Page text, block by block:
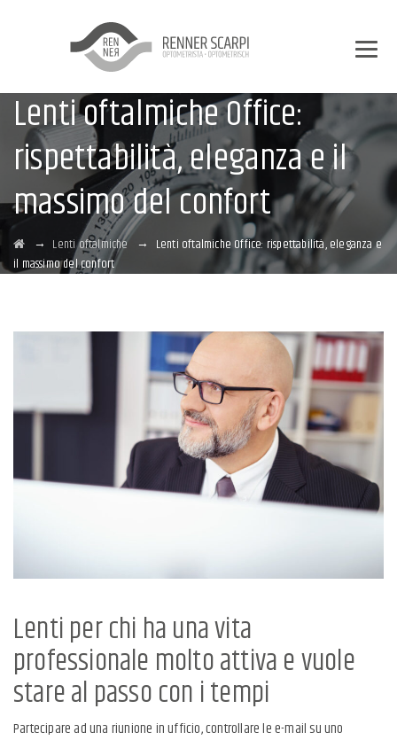
Lenti oftalmiche Office:
rispettabilità, eleganza e il
massimo del confort
→ Lenti oftalmiche→ Lenti oftalmiche Office: rispettabilità, eleganza e
il massimo del confort
Lenti per chi ha una vita
professionale molto attiva e vuole
stare al passo con i tempi
Partecipare ad una riunione in ufficio, controllare le e-mail su uno